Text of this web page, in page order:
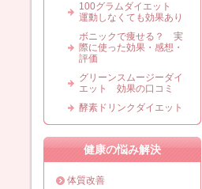
100グラムダイエット
運動しなくても効果あり
ボニックで痩せる？ 実
際に使った効果・感想・
評価
グリーンスムージーダイ
エット 効果の口コミ
酵素ドリンクダイエット
健康の悩み解決
体質改善